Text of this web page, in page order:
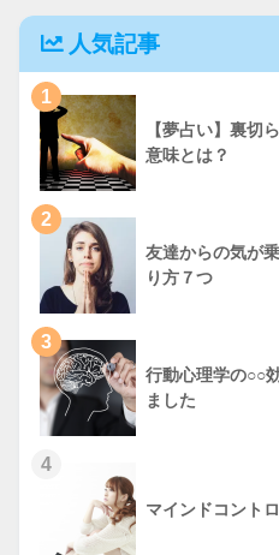
人気記事
1
【夢占い】裏切
意味とは？
2
友達からの気が
り方７つ
3
行動心理学の○○
ました
4
マインドコント